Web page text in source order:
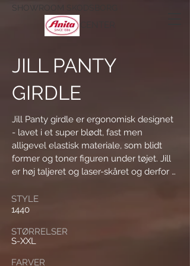
SHOWROOM SKODSBORG
JILL PANTY
GIRDLE
Jill Panty girdle er ergonomisk designet
- lavet i et super blødt, fast men
alligevel elastisk materiale, som blidt
former og toner figuren under tøjet. Jill
er høj taljeret og laser-skåret og derfor
sømme.
Jill har samme design og næsten
1787.  Til forskel er Jill i et materiale syet
overlock sømme: En i hver side og en,
STYLE
1440
STØRRELSER
S-XXL
FARVER